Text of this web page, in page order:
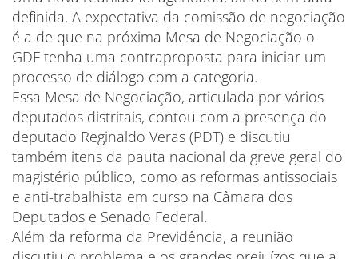
definida. A expectativa da comissão de negociação
é a de que na próxima Mesa de Negociação o
GDF tenha uma contraproposta para iniciar um
processo de diálogo com a categoria.
Essa Mesa de Negociação, articulada por vários
deputados distritais, contou com a presença do
deputado Reginaldo Veras (PDT) e discutiu
também itens da pauta nacional da greve geral do
magistério público, como as reformas antissociais
e anti-trabalhista em curso na Câmara dos
Deputados e Senado Federal.
Além da reforma da Previdência, a reunião